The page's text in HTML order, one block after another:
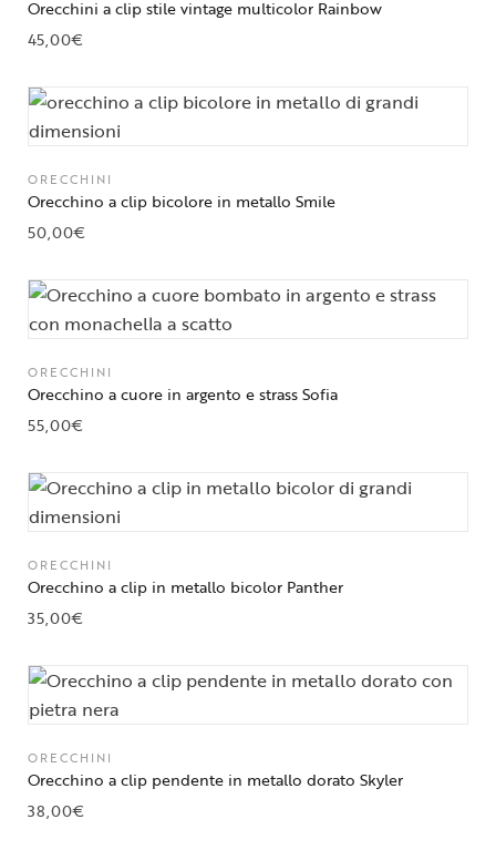
Orecchini a clip stile vintage multicolor Rainbow
45,00€
ORECCHINI
Orecchino a clip bicolore in metallo Smile
50,00€
ORECCHINI
Orecchino a cuore in argento e strass Sofia
55,00€
ORECCHINI
Orecchino a clip in metallo bicolor Panther
35,00€
ORECCHINI
Orecchino a clip pendente in metallo dorato Skyler
38,00€